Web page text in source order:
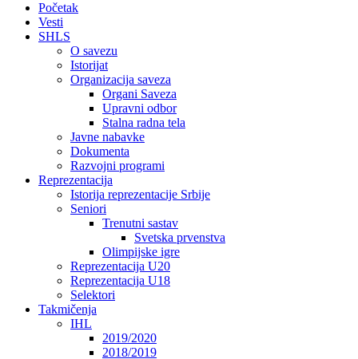
Početak
Vesti
SHLS
O savezu
Istorijat
Organizacija saveza
Organi Saveza
Upravni odbor
Stalna radna tela
Javne nabavke
Dokumenta
Razvojni programi
Reprezentacija
Istorija reprezentacije Srbije
Seniori
Trenutni sastav
Svetska prvenstva
Olimpijske igre
Reprezentacija U20
Reprezentacija U18
Selektori
Takmičenja
IHL
2019/2020
2018/2019